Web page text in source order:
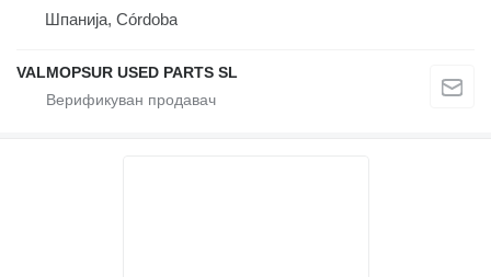
Шпанија, Córdoba
VALMOPSUR USED PARTS SL